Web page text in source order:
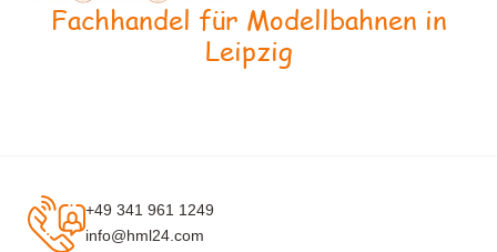
Fachhandel für Modellbahnen in
Leipzig
+49 341 961 1249
info@hml24.com